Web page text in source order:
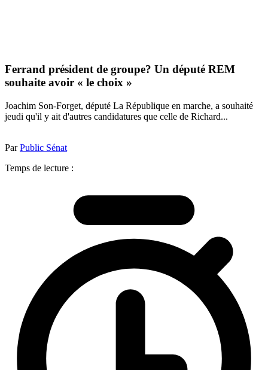
Ferrand président de groupe? Un député REM
souhaite avoir « le choix »
Joachim Son-Forget, député La République en marche, a souhaité
jeudi qu'il y ait d'autres candidatures que celle de Richard...
ParPublic Sénat
Temps de lecture :